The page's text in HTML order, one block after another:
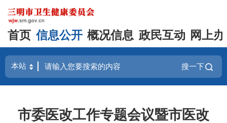
首页 信息公开 概况信息 政民互动 网上
搜一下
市委医改工作专题会议暨市医改